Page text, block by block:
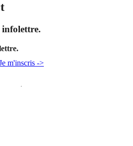
infolettre.
m'inscris ->